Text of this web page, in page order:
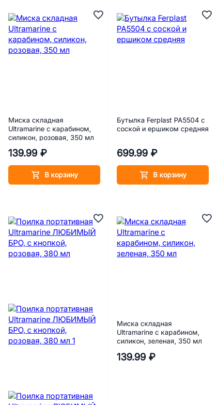
Миска складная
Ultramarine с карабином,
силикон, розовая, 350 мл
139.99 ₽
В корзину
Бутылка Ferplast РА5504 с
соской и ершиком средняя
699.99 ₽
В корзину
Миска складная
Ultramarine с карабином,
силикон, зеленая, 350 мл
139.99 ₽